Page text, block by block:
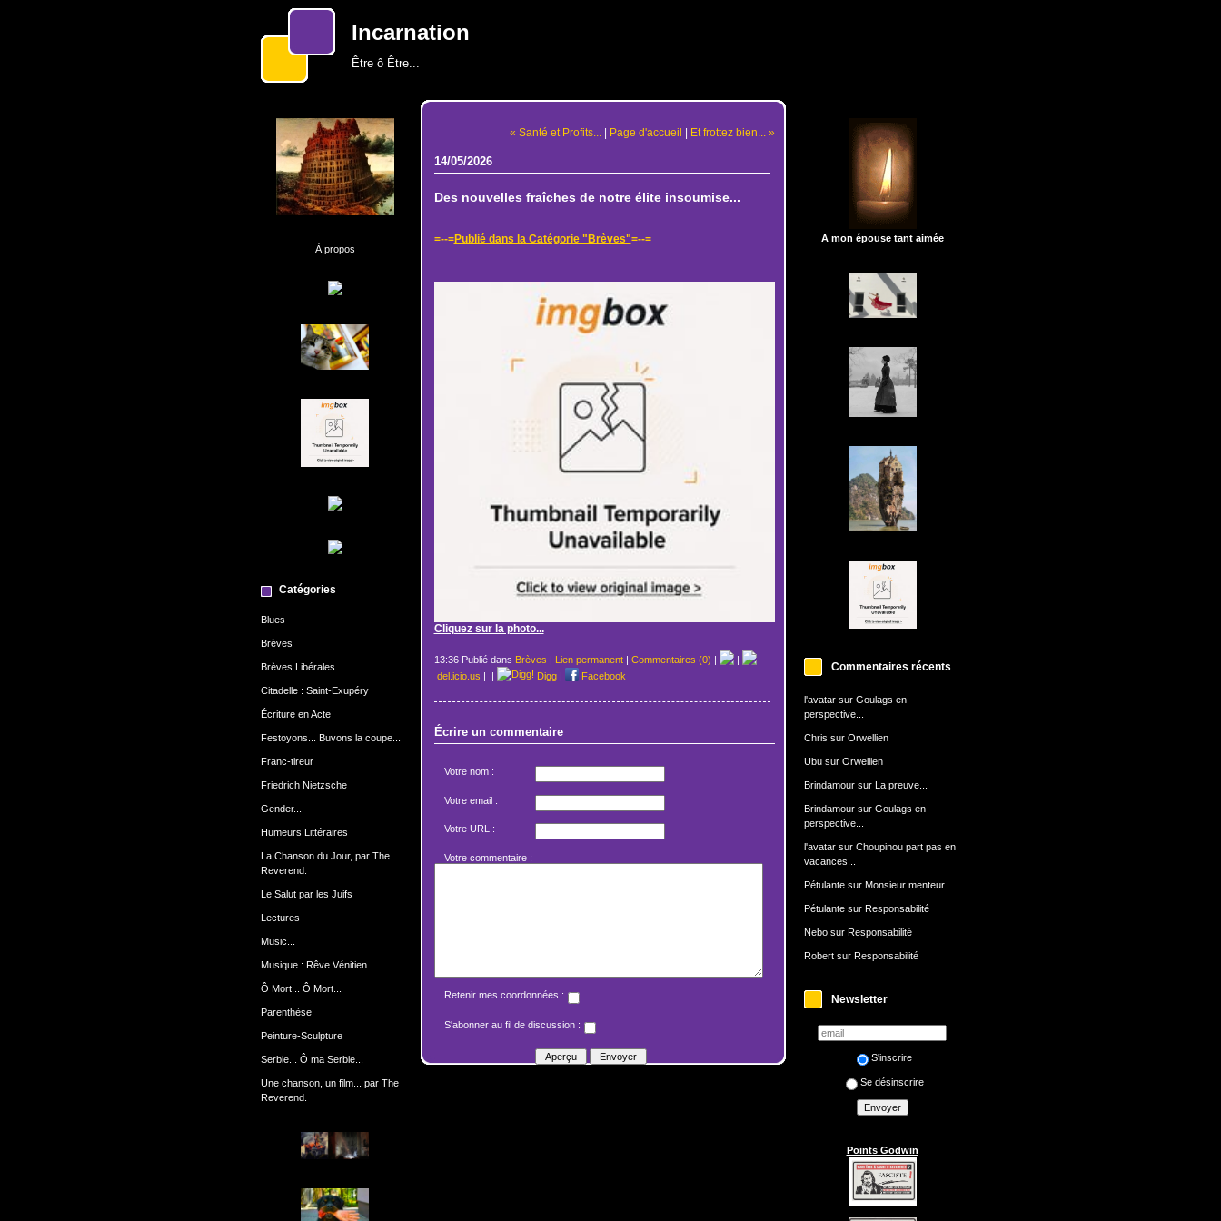
Incarnation
Être ô Être...
À propos
Catégories
Blues
Brèves
Brèves Libérales
Citadelle : Saint-Exupéry
Écriture en Acte
Festoyons... Buvons la coupe...
Franc-tireur
Friedrich Nietzsche
Gender...
Humeurs Littéraires
La Chanson du Jour, par The
Reverend.
Le Salut par les Juifs
Lectures
Music...
Musique : Rêve Vénitien...
Ô Mort... Ô Mort...
Parenthèse
Peinture-Sculpture
Serbie... Ô ma Serbie...
Une chanson, un film... par The
Reverend.
A mon épouse tant aimée
Commentaires récents
l'avatarsur Goulags en
perspective...
Chris sur Orwellien
Ubusur Orwellien
Brindamoursur La preuve...
Brindamoursur Goulags en
perspective...
l'avatarsur Choupinou part pas en
vacances...
Pétulantesur Monsieur menteur...
Pétulantesur Responsabilité
Nebosur Responsabilité
Robertsur Responsabilité
Newsletter
S'inscrire
Se désinscrire
Points Godwin
« Santé et Profits... | Page d'accueil | Et frottez bien... »
14/05/2026
Des nouvelles fraîches de notre élite insoumise...
=--=Publié dans la Catégorie "Brèves"=--=
Cliquez sur la photo...
13:36 Publié dans Brèves | Lien permanent| Commentaires (0) |
|
del.icio.us | | Digg| Facebook
Écrire un commentaire
Votre nom :
Votre email :
Votre URL :
Votre commentaire :
Retenir mes coordonnées :
S'abonner au fil de discussion :